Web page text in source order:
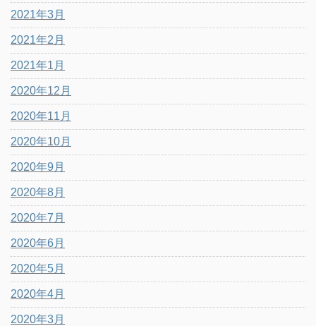
2021年3月
2021年2月
2021年1月
2020年12月
2020年11月
2020年10月
2020年9月
2020年8月
2020年7月
2020年6月
2020年5月
2020年4月
2020年3月